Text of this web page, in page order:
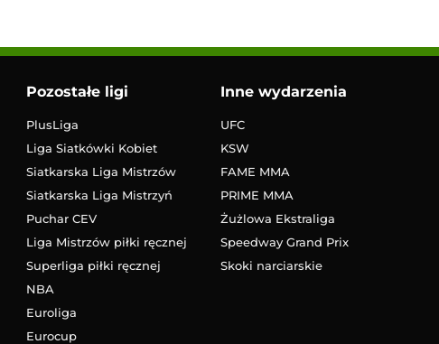
Pozostałe ligi
PlusLiga
Liga Siatkówki Kobiet
Siatkarska Liga Mistrzów
Siatkarska Liga Mistrzyń
Puchar CEV
Liga Mistrzów piłki ręcznej
Superliga piłki ręcznej
NBA
Euroliga
Eurocup
Inne wydarzenia
UFC
KSW
FAME MMA
PRIME MMA
Żużlowa Ekstraliga
Speedway Grand Prix
Skoki narciarskie